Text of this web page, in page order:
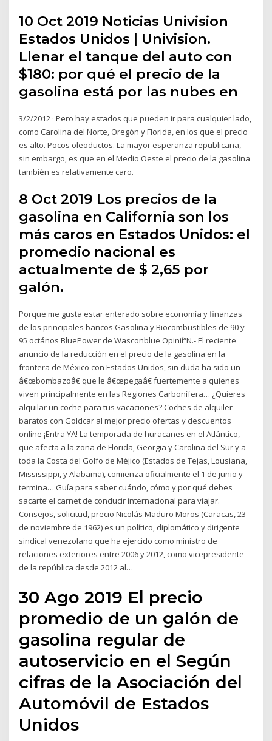
10 Oct 2019 Noticias Univision
Estados Unidos | Univision.
Llenar el tanque del auto con
$180: por qué el precio de la
gasolina está por las nubes en
3/2/2012 · Pero hay estados que pueden ir para cualquier lado,
como Carolina del Norte, Oregón y Florida, en los que el precio
es alto. Pocos oleoductos. La mayor esperanza republicana,
sin embargo, es que en el Medio Oeste el precio de la gasolina
también es relativamente caro.
8 Oct 2019 Los precios de la
gasolina en California son los
más caros en Estados Unidos: el
promedio nacional es
actualmente de $ 2,65 por
galón.
Porque me gusta estar enterado sobre economía y finanzas
de los principales bancos Gasolina y Biocombustibles de 90 y
95 octános BluePower de Wasconblue Opinií“N.- El reciente
anuncio de la reducción en el precio de la gasolina en la
frontera de México con Estados Unidos, sin duda ha sido un
â€œbombazoâ€ que le â€œpegaâ€ fuertemente a quienes
viven principalmente en las Regiones Carboní­fera… ¿Quieres
alquilar un coche para tus vacaciones? Coches de alquiler
baratos con Goldcar al mejor precio ofertas y descuentos
online ¡Entra YA! La temporada de huracanes en el Atlántico,
que afecta a la zona de Florida, Georgia y Carolina del Sur y a
toda la Costa del Golfo de Méjico (Estados de Tejas, Lousiana,
Mississippi, y Alabama), comienza oficialmente el 1 de junio y
termina… Guía para saber cuándo, cómo y por qué debes
sacarte el carnet de conducir internacional para viajar.
Consejos, solicitud, precio Nicolás Maduro Moros (Caracas, 23
de noviembre de 1962) es un político, diplomático y dirigente
sindical venezolano que ha ejercido como ministro de
relaciones exteriores entre 2006 y 2012, como vicepresidente
de la república desde 2012 al…
30 Ago 2019 El precio
promedio de un galón de
gasolina regular de
autoservicio en el Según
cifras de la Asociación del
Automóvil de Estados
Unidos